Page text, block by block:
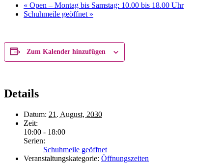
« Open – Montag bis Samstag: 10.00 bis 18.00 Uhr
Schuhmeile geöffnet »
Zum Kalender hinzufügen
Details
Datum: 21. August, 2030
Zeit:
10:00 - 18:00
Serien:
Schuhmeile geöffnet
Veranstaltungskategorie: Öffnungszeiten